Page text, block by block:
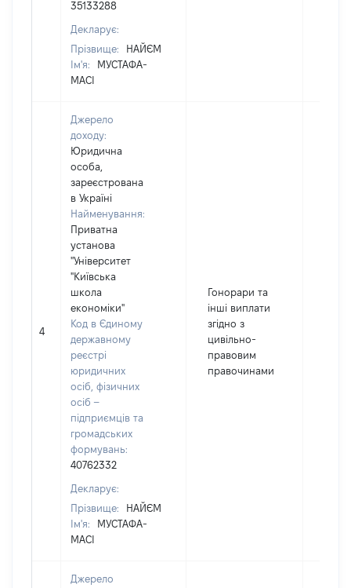
35133288
Декларує:
Прізвище:
НАЙЄМ
Ім'я:
МУСТАФА-
МАСІ
4
Джерело
доходу:
Юридична
особа,
зареєстрована
в Україні
Найменування:
Приватна
установа
"Університет
"Київська
школа
економіки"
Код в Єдиному
державному
реєстрі
юридичних
осіб, фізичних
осіб –
підприємців та
громадських
формувань:
40762332
Декларує:
Прізвище:
НАЙЄМ
Ім'я:
МУСТАФА-
МАСІ
Гонорари та
інші виплати
згідно з
цивільно-
правовим
правочинами
Джерело